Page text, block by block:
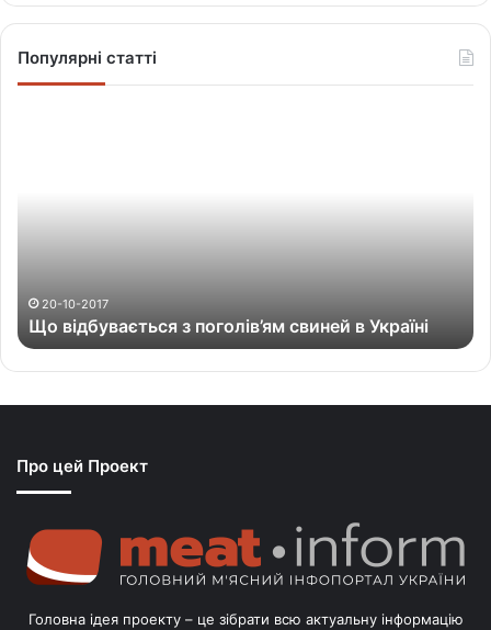
Популярні статті
т
ь
п
о
20-10-2017
Що відбувається з поголів’ям свиней в Україні
Про цей Проект
Головна ідея проекту – це зібрати всю актуальну інформацію